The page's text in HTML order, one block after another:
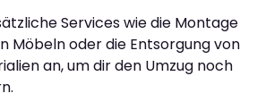
Services wie die Montage
Möbeln oder die Entsorgung von
an, um dir den Umzug noch